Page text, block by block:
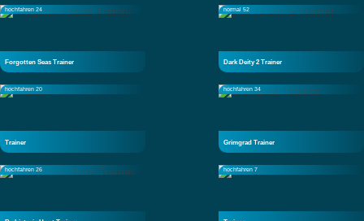
hochfahren 24
Forgotten Seas Trainer
normal 52
Dark Deity 2 Trainer
hochfahren 20
Trainer
hochfahren 34
Grimgrad Trainer
hochfahren 26 hochfahren 7